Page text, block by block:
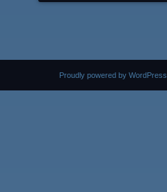
Proudly powered by WordPress